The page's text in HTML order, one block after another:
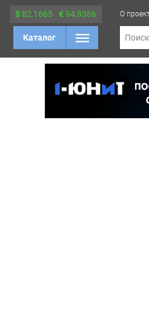
$ 82,1665 €94,8366
Каталог
О
Поиск